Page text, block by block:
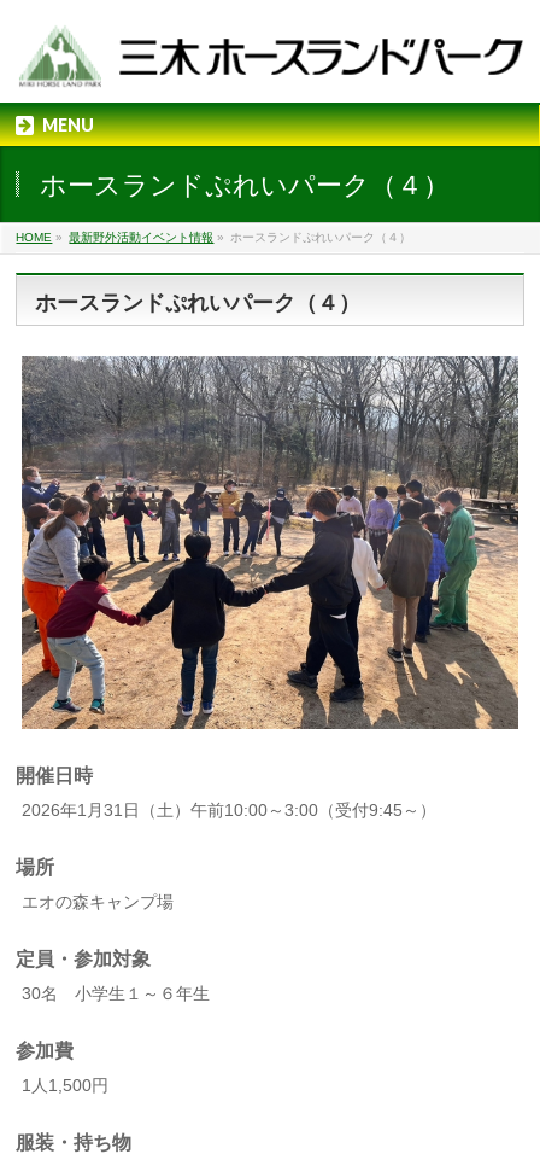
MENU
ホースランドぷれいパーク（４）
HOME » 最新野外活動イベント情報 » ホースランドぷれいパーク（４）
ホースランドぷれいパーク（４）
開催日時
2026年1月31日（土）午前10:00～3:00（受付9:45～）
場所
エオの森キャンプ場
定員・参加対象
30名 小学生１～６年生
参加費
1人1,500円
服装・持ち物